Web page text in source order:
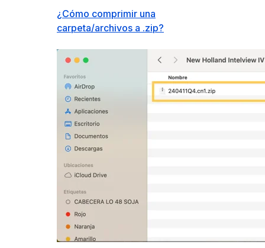
¿Cómo comprimir una
carpeta/archivos a .zip?